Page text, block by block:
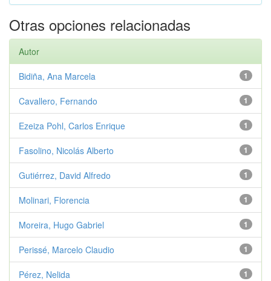
Otras opciones relacionadas
Autor
1
Bidiña, Ana Marcela
1
Cavallero, Fernando
1
Ezeiza Pohl, Carlos Enrique
1
Fasolino, Nicolás Alberto
1
Gutiérrez, David Alfredo
1
Molinari, Florencia
1
Moreira, Hugo Gabriel
1
Perissé, Marcelo Claudio
1
Pérez, Nelida